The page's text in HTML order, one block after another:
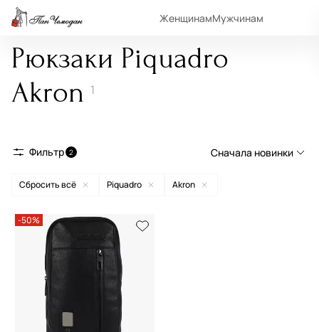
ЖенщинамМужчинам
Рюкзаки Piquadro
Akron 1
Фильтр 2 Сначала новинки
Сначала новинки
Сбросить всё Piquadro Akron
-50%